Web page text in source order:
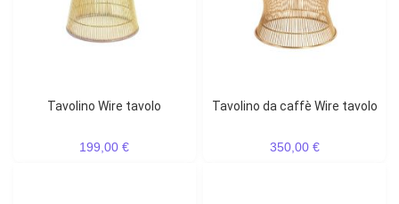
Tavolino Wire tavolo
199,00 €
Tavolino da caffè Wire tavolo
350,00 €